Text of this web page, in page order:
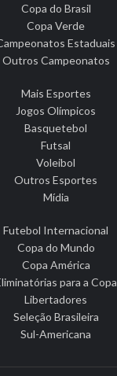
Copa do Brasil
Copa Verde
Estaduais
Outros Campeonatos
Mais Esportes
Jogos Olímpicos
Basquetebol
Futsal
Voleibol
Outros Esportes
Mídia
Futebol Internacional
Copa do Mundo
Copa América
para a Copa
Libertadores
Seleção Brasileira
Sul-Americana